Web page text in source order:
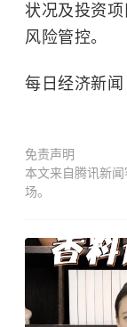
状况及投资
风险管控。
每日经济新闻
免责声明
本文来自腾讯新
场。